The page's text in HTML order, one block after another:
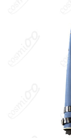
楽ユニット）。力
天馬司／神代類：
エンタメユニット
・漣ジュン：Eden
ォーマンス。 ・守
ー像のステージン
るビジュアルと歌
ーでミステリアス